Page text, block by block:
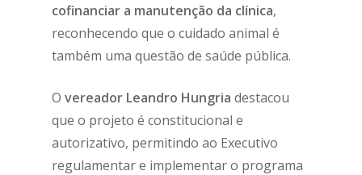
cofinanciar a manutenção da clínica,
reconhecendo que o cuidado animal é
também uma questão de saúde pública.
O vereador Leandro Hungria destacou
que o projeto é constitucional e
autorizativo, permitindo ao Executivo
regulamentar e implementar o programa